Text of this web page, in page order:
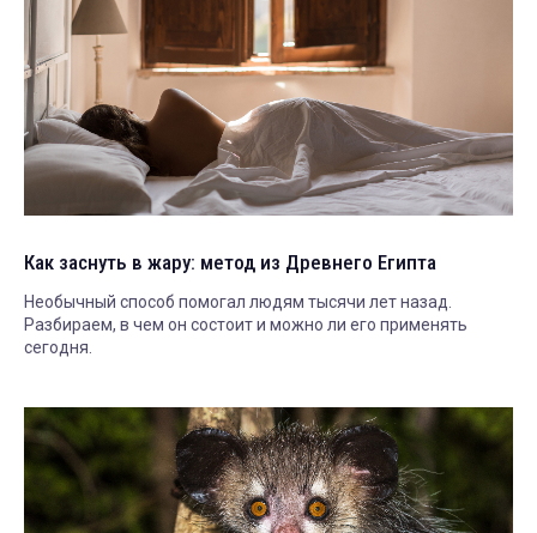
Как заснуть в жару: метод из Древнего Египта
Необычный способ помогал людям тысячи лет назад.
Разбираем, в чем он состоит и можно ли его применять
сегодня.